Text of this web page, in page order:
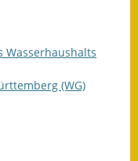
Notzingen
Wasserhaushalts
(WG)